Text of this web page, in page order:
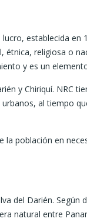
establecida en
religiosa o
y es un
y Chiriquí. NRC
al tiempo
población en
del Darién. Según
natural entre